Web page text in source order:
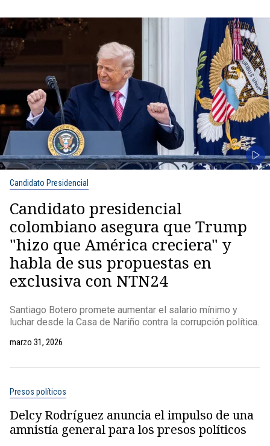
Candidato Presidencial
Candidato presidencial
colombiano asegura que Trump
"hizo que América creciera" y
habla de sus propuestas en
exclusiva con NTN24
Santiago Botero promete aumentar el salario mínimo y
luchar desde la Casa de Nariño contra la corrupción política.
marzo 31, 2026
Presos políticos
Delcy Rodríguez anuncia el impulso de una
amnistía general para los presos políticos